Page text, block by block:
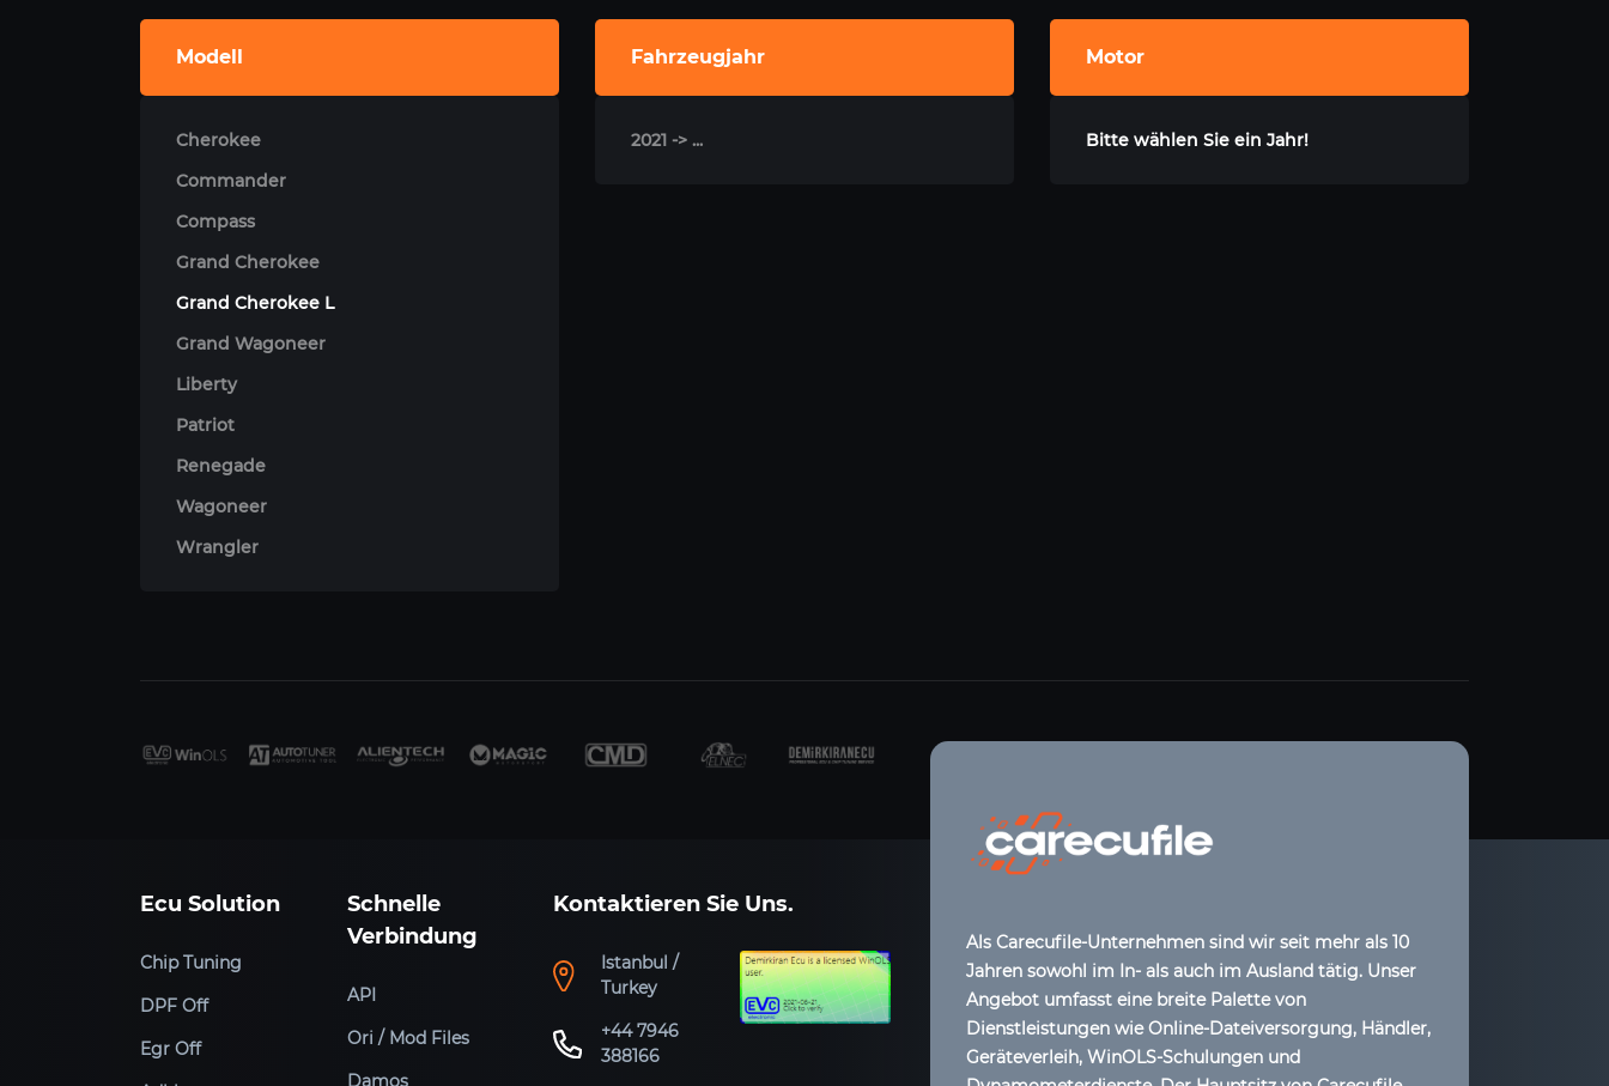
Modell
Cherokee
Commander
Compass
Grand Cherokee
Grand Cherokee L
Grand Wagoneer
Liberty
Patriot
Renegade
Wagoneer
Wrangler
Fahrzeugjahr
2021 -> ...
Motor
Bitte wählen Sie ein Jahr!
Ecu Solution
Chip Tuning
DPF Off
Egr Off
Schnelle
Verbindung
API
Ori / Mod Files
Damos
Kontaktieren Sie Uns.
Istanbul /
Turkey
+44 7946
388166
Als Carecufile-Unternehmen sind wir seit mehr als 10
Jahren sowohl im In- als auch im Ausland tätig. Unser
Angebot umfasst eine breite Palette von
Dienstleistungen wie Online-Dateiversorgung, Händler,
Geräteverleih, WinOLS-Schulungen und